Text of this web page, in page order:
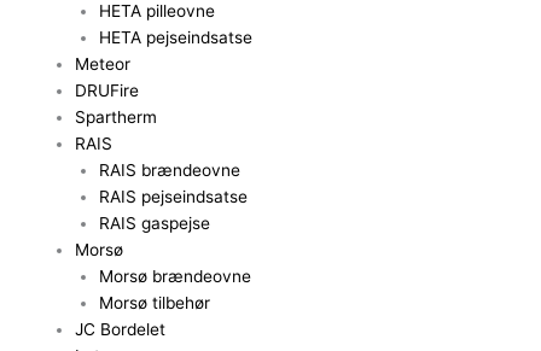
HETA pilleovne
HETA pejseindsatse
Meteor
DRUFire
Spartherm
RAIS
RAIS brændeovne
RAIS pejseindsatse
RAIS gaspejse
Morsø
Morsø brændeovne
Morsø tilbehør
JC Bordelet